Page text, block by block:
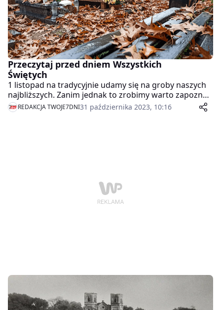
Przeczytaj przed dniem Wszystkich
Świętych
1 listopad na tradycyjnie udamy się na groby naszych
najbliższych. Zanim jednak to zrobimy warto zapoznać
się z kilkoma informacjami, które pomogą nam
bezpiecznie udać się na cmentarz i z niego wrócić.
REDAKCJA TWOJE7DNI31 października 2023, 10:16